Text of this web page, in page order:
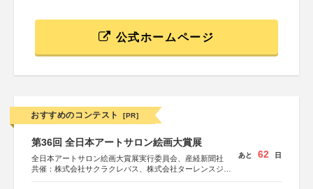
公式ホームページ
おすすめのコンテスト [PR]
第36回 全日本アートサロン絵画大賞展
全日本アートサロン絵画大賞展実行委員会、産経新聞社
共催：株式会社サクラクレパス、株式会社ターレンスジャ
あと 62 日